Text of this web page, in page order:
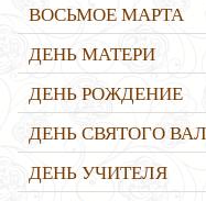
ВОСЬМОЕ МАРТА
ДЕНЬ МАТЕРИ
ДЕНЬ РОЖДЕНИЕ
ДЕНЬ СВЯТОГО
ДЕНЬ УЧИТЕЛЯ